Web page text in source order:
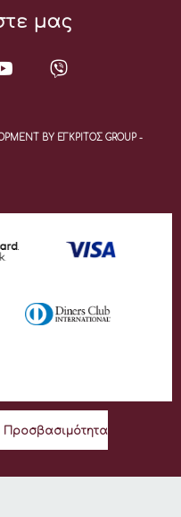
μας
BY ΕΓΚΡΙΤΟΣ GROUP -
Προσβασιμότητα